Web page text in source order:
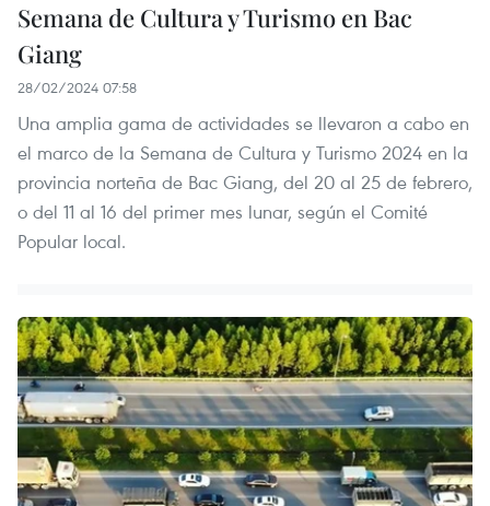
Semana de Cultura y Turismo en Bac
Giang
28/02/2024 07:58
Una amplia gama de actividades se llevaron a cabo en
el marco de la Semana de Cultura y Turismo 2024 en la
provincia norteña de Bac Giang, del 20 al 25 de febrero,
o del 11 al 16 del primer mes lunar, según el Comité
Popular local.